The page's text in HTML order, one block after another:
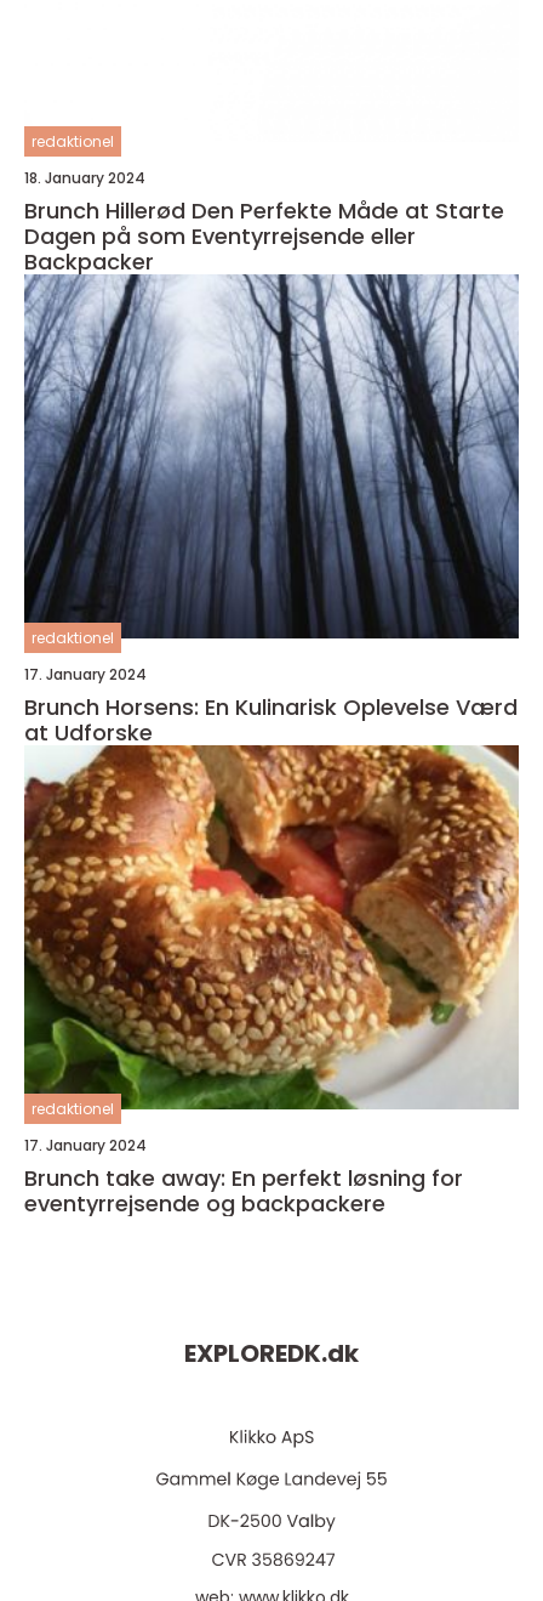
redaktionel
18. January 2024
Brunch Hillerød Den Perfekte Måde at Starte
Dagen på som Eventyrrejsende eller
Backpacker
redaktionel
17. January 2024
Brunch Horsens: En Kulinarisk Oplevelse Værd
at Udforske
redaktionel
17. January 2024
Brunch take away: En perfekt løsning for
eventyrrejsende og backpackere
EXPLOREDK.dk